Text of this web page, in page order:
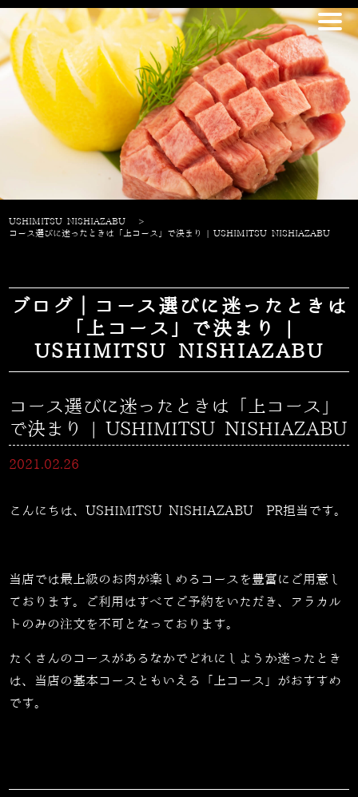
USHIMITSU NISHIAZABU
>
コース選びに迷ったときは「上コース」で決まり | USHIMITSU NISHIAZABU
ブログ｜コース選びに迷ったときは
「上コース」で決まり |
USHIMITSU NISHIAZABU
コース選びに迷ったときは「上コース」
で決まり | USHIMITSU NISHIAZABU
2021.02.26
こんにちは、USHIMITSU NISHIAZABU PR担当です。
当店では最上級のお肉が楽しめるコースを豊富にご用意し
ております。ご利用はすべてご予約をいただき、アラカル
トのみの注文を不可となっております。
たくさんのコースがあるなかでどれにしようか迷ったとき
は、当店の基本コースともいえる「上コース」がおすすめ
です。